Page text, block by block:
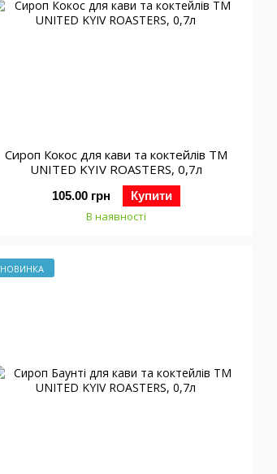
Сироп Кокос для кави та коктейлів ТМ
UNITED KYIV ROASTERS, 0,7л
105.00 грн Купити
В наявності
НОВИНКА